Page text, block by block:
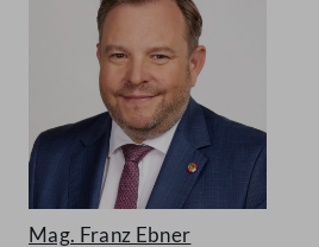
Mag. Franz Ebner